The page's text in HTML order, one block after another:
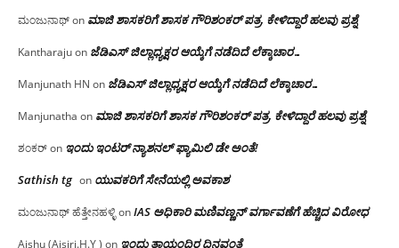
ಮಂಜುನಾಥ್on ಮಾಜಿ ಶಾಸಕರಿಗೆ ಶಾಸಕ ಗೌರಿಶಂಕರ್ ಪತ್ರ, ಕೇಳಿದ್ದಾರೆ ಹಲವು ಪ್ರಶ್ನೆ
Kantharajuon ಜೆಡಿಎಸ್ ಜಿಲ್ಲಾಧ್ಯಕ್ಷರ ಆಯ್ಕೆಗೆ ನಡೆದಿದೆ ಲೆಕ್ಕಾಚಾರ…
Manjunath HN on ಜೆಡಿಎಸ್ ಜಿಲ್ಲಾಧ್ಯಕ್ಷರ ಆಯ್ಕೆಗೆ ನಡೆದಿದೆ ಲೆಕ್ಕಾಚಾರ…
Manjunatha on ಮಾಜಿ ಶಾಸಕರಿಗೆ ಶಾಸಕ ಗೌರಿಶಂಕರ್ ಪತ್ರ, ಕೇಳಿದ್ದಾರೆ ಹಲವು ಪ್ರಶ್ನೆ
ಶಂಕರ್on ಇಂದು ಇಂಟರ್ ನ್ಯಾಶನಲ್ ಫ್ಯಾಮಿಲಿ ಡೇ ಅಂತೆ!
Sathish tg on ಯುವಕರಿಗೆ ಸೇನೆಯಲ್ಲಿ ಅವಕಾಶ
ಮಂಜುನಾಥ್ ಹೆತ್ತೇನಹಳ್ಳಿonIAS ಅಧಿಕಾರಿ ಮಣಿವಣ್ಣನ್ ವರ್ಗಾವಣೆಗೆ ಹೆಚ್ಚಿದ‌ ವಿರೋಧ
Aishu (Aisiri.H.Y ) on ಇಂದು ತಾಯಂದಿರ ದಿನವಂತೆ